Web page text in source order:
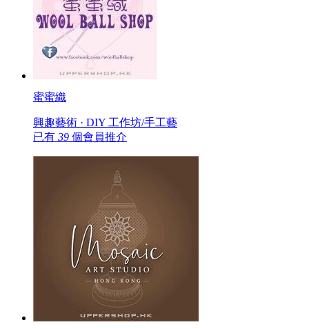
蜜蜜織
興趣藝術 · DIY 工作坊/手工藝
已有 39 個會員推介